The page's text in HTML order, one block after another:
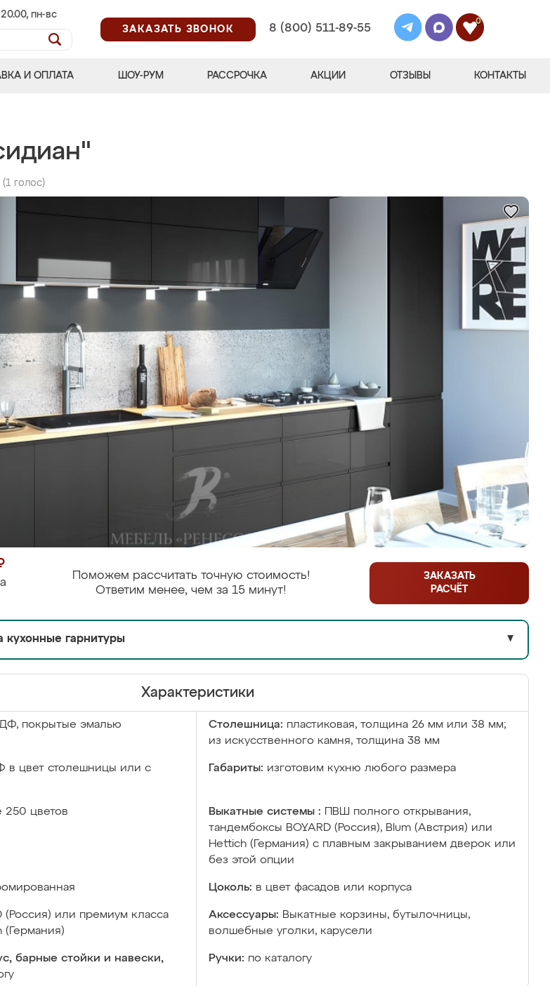
пн-вс
ЗАКАЗАТЬ ЗВОНОК
8 (800) 511-89-55
0
И ОПЛАТА ШОУ-РУМ РАССРОЧКА АКЦИИ ОТЗЫВЫ КОНТАКТЫ
(1 голос)
Поможем рассчитать точную стоимость!
Ответим менее, чем за 15 минут!
ЗАКАЗАТЬ
РАСЧЁТ
кухонные гарнитуры ▼
Характеристики
покрытые эмалью Столешница: пластиковая, толщина 26 мм или 38 мм;
из искусственного камня, толщина 38 мм
в цвет столешницы или с
Габариты: изготовим кухню любого размера
250 цветов Выкатные системы :
ПВШ полного открывания,
тандембоксы BOYARD (Россия), Blum (Австрия) или
Hettich (Германия) с плавным закрыванием дверок или
без этой опции
Цоколь: в цвет фасадов или корпуса
(Россия) или премиум класса
(Германия)
Аксессуары: Выкатные корзины, бутылочницы,
волшебные уголки, карусели
барные стойки и навески,
Ручки: по каталогу